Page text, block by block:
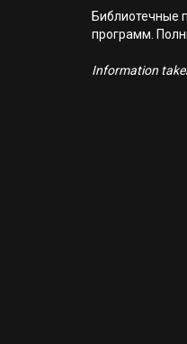
Библиотечные
программ.
Information